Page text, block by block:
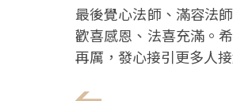
最後覺心法師、滿容法
歡喜感恩、法喜充滿。
再厲，發心接引更多人